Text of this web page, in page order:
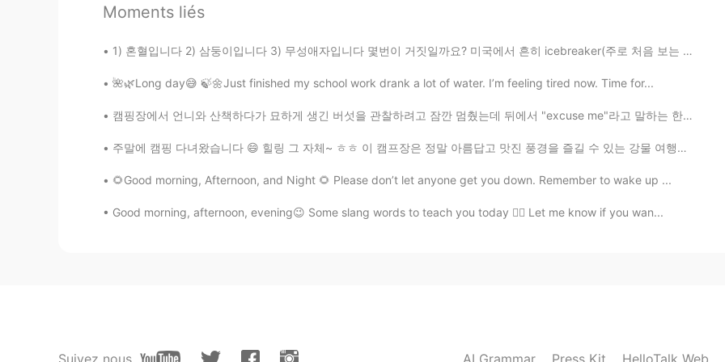
素敵✨
Ayano 2019.03.29 09:47
EN
Hyowon 2019.03.29 09:46
Moments liés
1) 혼혈입니다 2) 삼둥이입니다 3) 무성애자입니다 몇번이 거짓일까요? 미국에서 흔히 icebreaker(주로 처음 보는 사람들의 모임에서 진행하는 서로에 대해 더 ...
🌺🌿Long day😅 🍃🌼Just finished my school work drank a lot of water. I’m feeling tired now. Time for...
캠핑장에서 언니와 산책하다가 묘하게 생긴 버섯을 관찰하려고 잠깐 멈췄는데 뒤에서 "excuse me"라고 말하는 한 여자의 목소리가 들렸다 버섯 건들지 말라고 혼날 줄 알았는...
주말에 캠핑 다녀왔습니다 😄 힐링 그 자체~ ㅎㅎ 이 캠프장은 정말 아름답고 맛진 풍경을 즐길 수 있는 강물 여행으로 유명해요 카누, 카약, 튜브와 래프팅을 제공합니다 래프...
🌻Good morning, Afternoon, and Night 🌻 Please don’t let anyone get you down. Remember to wake up ...
Good morning, afternoon, evening😉 Some slang words to teach you today ☝🏻 Let me know if you wan...
Suivez nous AI Grammar Press Kit HelloTalk Web